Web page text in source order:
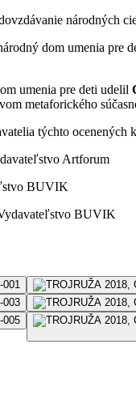
národných
dom umenia pre
umenia pre deti udelil
metaforického
týchto ocenených
Artforum
BUVIK
BUVIK